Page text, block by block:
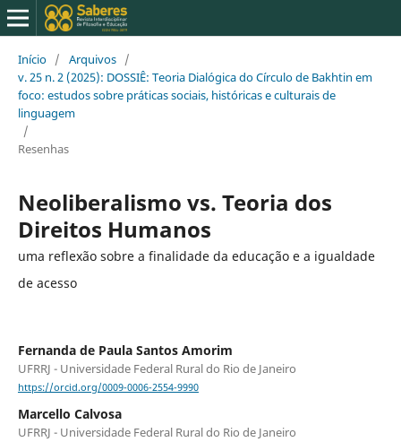
Início / Arquivos /
v. 25 n. 2 (2025): DOSSIÊ: Teoria Dialógica do Círculo de Bakhtin em
foco: estudos sobre práticas sociais, históricas e culturais de
linguagem
/
Resenhas
Neoliberalismo vs. Teoria dos
Direitos Humanos
uma reflexão sobre a finalidade da educação e a igualdade
de acesso
Fernanda de Paula Santos Amorim
UFRRJ - Universidade Federal Rural do Rio de Janeiro
https://orcid.org/0009-0006-2554-9990
Marcello Calvosa
UFRRJ - Universidade Federal Rural do Rio de Janeiro